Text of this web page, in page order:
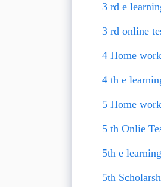
3 rd e
3 rd online
4 Home work
4 th e
5 Home work
5 th Onlie
5th e
5th